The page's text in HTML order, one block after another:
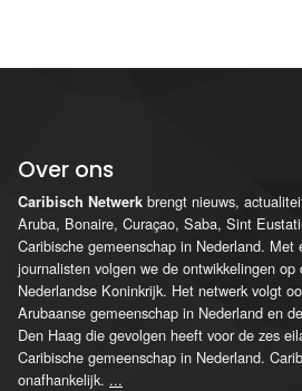
Over ons
Caribisch Netwerk brengt nieuws,
Aruba, Bonaire, Curaçao, Saba, Sint
Caribische gemeenschap in Nederland. Met
journalisten volgen we de ontwikkelingen
Nederlandse Koninkrijk. Het netwerk volgt
Arubaanse gemeenschap in Nederland en
Den Haag die gevolgen heeft voor de zes
Caribische gemeenschap in Nederland.
onafhankelijk. ...